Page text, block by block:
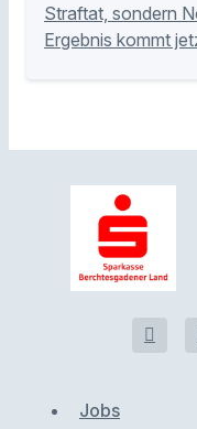
Straftat, sondern
Ergebnis kommt
Jobs